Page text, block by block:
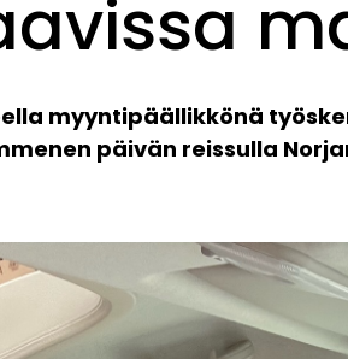
myyntipäällikkönä
päivän reissulla